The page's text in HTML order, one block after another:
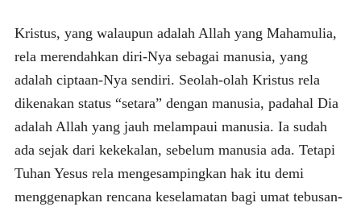
Kristus, yang walaupun adalah Allah yang Mahamulia,
rela merendahkan diri-Nya sebagai manusia, yang
adalah ciptaan-Nya sendiri. Seolah-olah Kristus rela
dikenakan status “setara” dengan manusia, padahal Dia
adalah Allah yang jauh melampaui manusia. Ia sudah
ada sejak dari kekekalan, sebelum manusia ada. Tetapi
Tuhan Yesus rela mengesampingkan hak itu demi
menggenapkan rencana keselamatan bagi umat tebusan-